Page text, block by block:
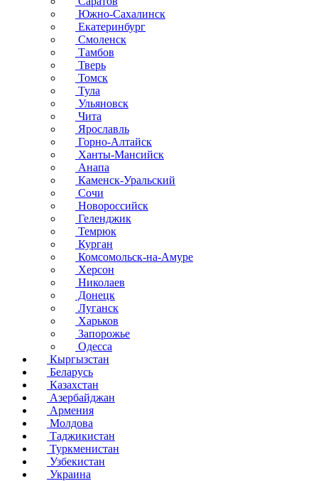
Южно-Сахалинск
Екатеринбург
Смоленск
Тамбов
Тверь
Томск
Тула
Ульяновск
Чита
Ярославль
Горно-Алтайск
Ханты-Мансийск
Анапа
Каменск-Уральский
Сочи
Новороссийск
Геленджик
Темрюк
Курган
Комсомольск-на-Амуре
Херсон
Николаев
Донецк
Луганск
Харьков
Запорожье
Одесса
Кыргызстан
Беларусь
Казахстан
Азербайджан
Армения
Молдова
Таджикистан
Туркменистан
Узбекистан
Украина